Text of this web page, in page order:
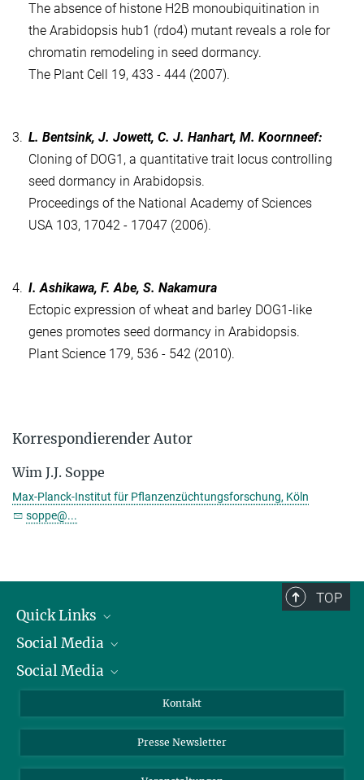
The absence of histone H2B monoubiquitination in
the Arabidopsis hub1 (rdo4) mutant reveals a role for
chromatin remodeling in seed dormancy.
The Plant Cell 19, 433 - 444 (2007).
3. L. Bentsink, J. Jowett, C. J. Hanhart, M. Koornneef:
Cloning of DOG1, a quantitative trait locus controlling
seed dormancy in Arabidopsis.
Proceedings of the National Academy of Sciences
USA 103, 17042 - 17047 (2006).
4. I. Ashikawa, F. Abe, S. Nakamura
Ectopic expression of wheat and barley DOG1-like
genes promotes seed dormancy in Arabidopsis.
Plant Science 179, 536 - 542 (2010).
Korrespondierender Autor
Wim J.J. Soppe
Max-Planck-Institut für Pflanzenzüchtungsforschung, Köln
soppe@...
TOP
Quick Links
Präsident
Zahlen und Fakten
Meldestelle Fehlverhalten
Social Media
Bluesky
TikTok
Social Media
Instagram
YouTube
Kontakt
Presse Newsletter